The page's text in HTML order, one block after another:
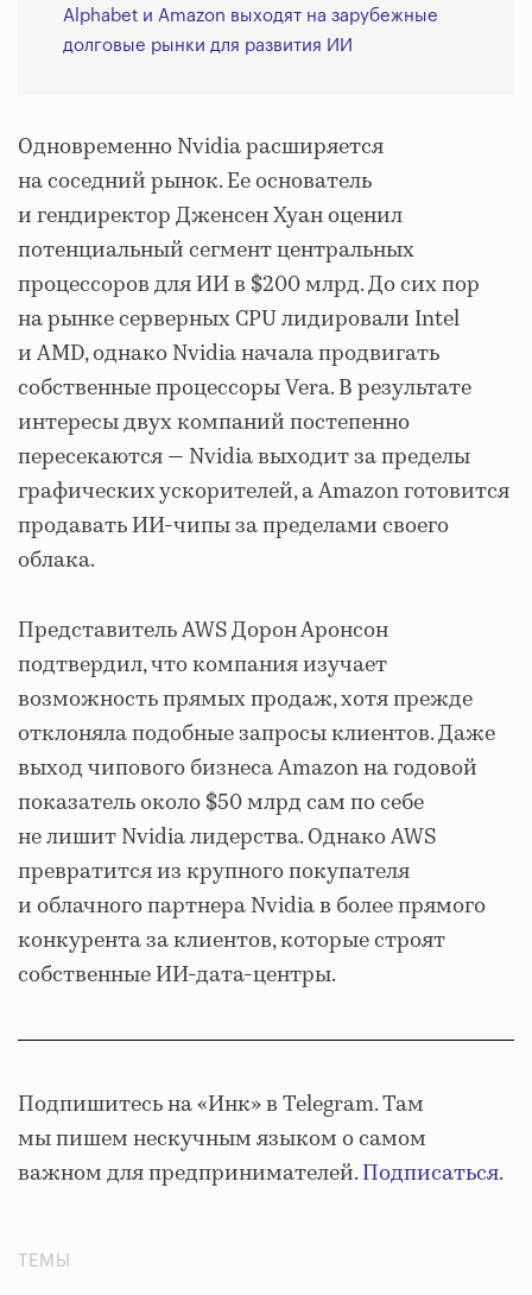
Alphabet и Amazon выходят на зарубежные
долговые рынки для развития ИИ
Одновременно Nvidia расширяется
на соседний рынок. Ее основатель
и гендиректор Дженсен Хуан оценил
потенциальный сегмент центральных
процессоров для ИИ в $200 млрд. До сих пор
на рынке серверных CPU лидировали Intel
и AMD, однако Nvidia начала продвигать
собственные процессоры Vera. В результате
интересы двух компаний постепенно
пересекаются — Nvidia выходит за пределы
графических ускорителей, а Amazon готовится
продавать ИИ-чипы за пределами своего
облака.
Представитель AWS Дорон Аронсон
подтвердил, что компания изучает
возможность прямых продаж, хотя прежде
отклоняла подобные запросы клиентов. Даже
выход чипового бизнеса Amazon на годовой
показатель около $50 млрд сам по себе
не лишит Nvidia лидерства. Однако AWS
превратится из крупного покупателя
и облачного партнера Nvidia в более прямого
конкурента за клиентов, которые строят
собственные ИИ-дата-центры.
Подпишитесь на «Инк» в Telegram. Там
мы пишем нескучным языком о самом
важном для предпринимателей.Подписаться.
ТЕМЫ